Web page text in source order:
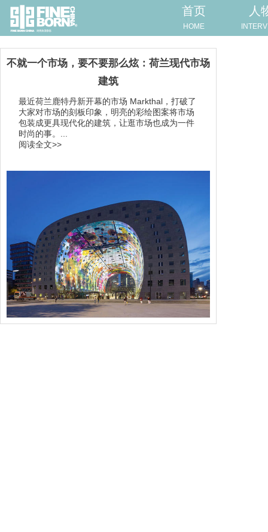
首页
HOME
人
不就一个市场，要不要那么炫：荷兰现代市场
建筑
最近荷兰鹿特丹新开幕的市场 Markthal，打破了
大家对市场的刻板印象，明亮的彩绘图案将市场
包装成更具现代化的建筑，让逛市场也成为一件
时尚的事。...
阅读全文>>